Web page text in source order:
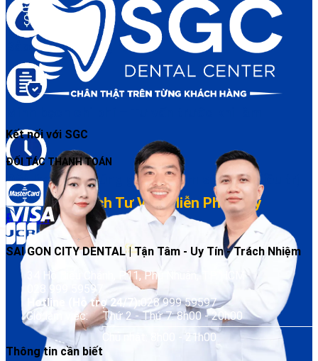
Bảo hành điều trị rõ ràng
Đặt lịch dễ – Đúng giờ – Chăm sóc sau điều trị
Đặt Lịch Tư Vấn Miễn Phí Ngay
Đặt lịch
Kết nối với SGC
ĐỐI TÁC THANH TOÁN
SAI GON CITY DENTAL | Tận Tâm - Uy Tín - Trách Nhiệm
34 Hồ Biểu Chánh, P.11, Phú Nhuận, TP. HCM
028 999 59597
Hotline (Hỗ trợ 24/7): 028 999 59597
Giờ làm việc:
Thứ 2 - Thứ 7: 8h00 - 20h00
Chủ nhật: 8h00 - 21h00
Thông tin cần biết